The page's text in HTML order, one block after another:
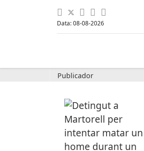
Data: 08-08-2026
Publicador